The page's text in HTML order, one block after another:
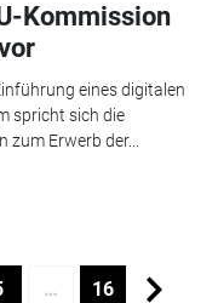
Kommission
eines digitalen
spricht sich die
Erwerb der...
… 16